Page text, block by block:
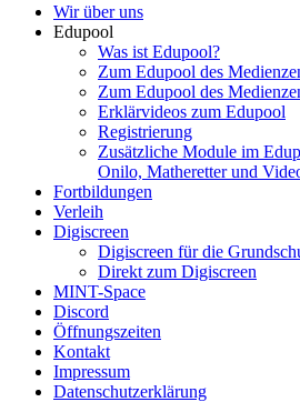
Wir über uns
Edupool
Was ist Edupool?
Zum Edupool des
Zum Edupool des
Erklärvideos zum Edupool
Registrierung
Zusätzliche Module im
Onilo, Matheretter und
Fortbildungen
Verleih
Digiscreen
Digiscreen für die
Direkt zum Digiscreen
MINT-Space
Discord
Öffnungszeiten
Kontakt
Impressum
Datenschutzerklärung